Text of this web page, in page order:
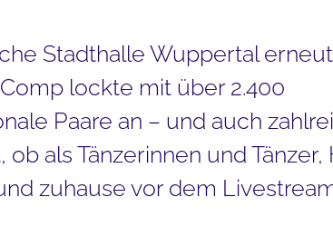
Stadthalle Wuppertal
lockte mit über 2.400
Paare an – und auch
als Tänzerinnen und
zuhause vor dem